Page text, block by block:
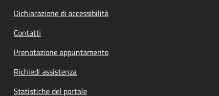
Dichiarazione di accessibilità
Contatti
Prenotazione appuntamento
Richiedi assistenza
Statistiche del portale